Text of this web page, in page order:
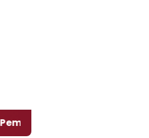
Jawa dan Spiritualitas,